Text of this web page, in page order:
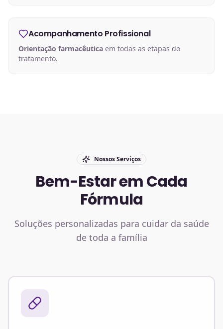
Acompanhamento Profissional
Orientação farmacêutica em todas as etapas do
tratamento.
Nossos Serviços
Bem-Estar em Cada
Fórmula
Soluções personalizadas para cuidar da saúde
de toda a família